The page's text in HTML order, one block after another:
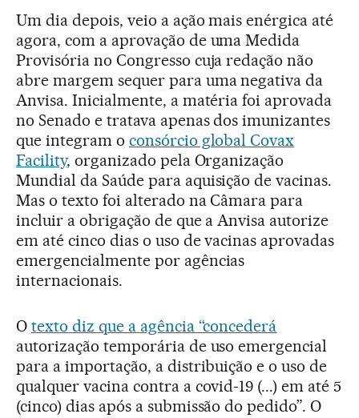
Um dia depois, veio a ação mais enérgica até
agora, com a aprovação de uma Medida
Provisória no Congresso cuja redação não
abre margem sequer para uma negativa da
Anvisa. Inicialmente, a matéria foi aprovada
no Senado e tratava apenas dos imunizantes
que integram o consórcio global Covax
Facility, organizado pela Organização
Mundial da Saúde para aquisição de vacinas.
Mas o texto foi alterado na Câmara para
incluir a obrigação de que a Anvisa autorize
em até cinco dias o uso de vacinas aprovadas
emergencialmente por agências
internacionais.
O texto diz que a agência “concederá
autorização temporária de uso emergencial
para a importação, a distribuição e o uso de
qualquer vacina contra a covid-19 (...) em até 5
(cinco) dias após a submissão do pedido”. O